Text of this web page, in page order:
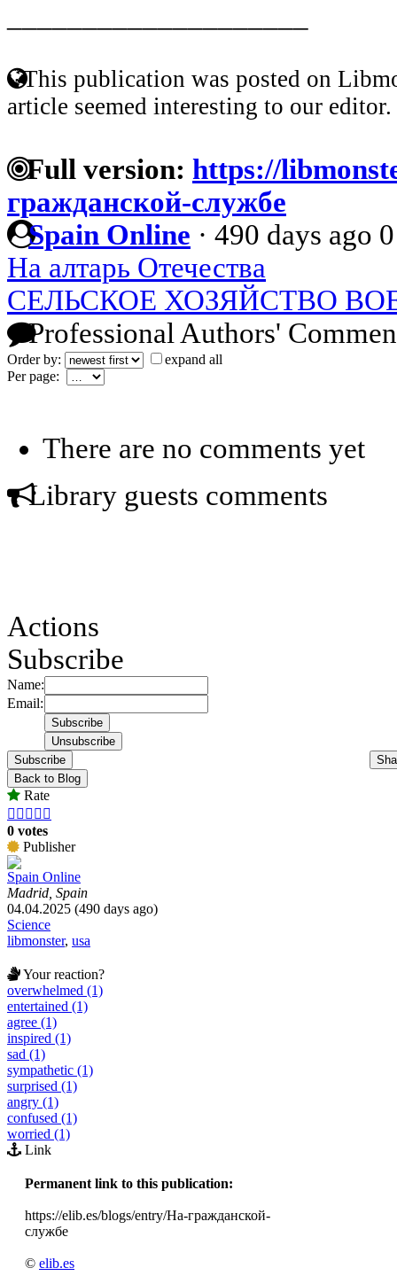
This publication was posted on
article seemed interesting to our editor.
Full version: https://
гражданской-службе
Spain Online · 490 days ago 0
На алтарь Отечества
СЕЛЬСКОЕ ХОЗЯЙСТВО
Professional Authors'
Order by:
expand all
Per page:
There are no comments yet
Library guests comments
Actions
Subscribe
Name:
Email:
Subscribe
Back to Blog
Rate
    
0 votes
Publisher
Spain Online
Madrid, Spain
04.04.2025 (490 days ago)
Science
libmonster, usa
Your reaction?
overwhelmed (1)
entertained (1)
agree (1)
inspired (1)
sad (1)
sympathetic (1)
surprised (1)
angry (1)
confused (1)
worried (1)
Link
Permanent link to this publication:
https://elib.es/blogs/entry/На-гражданской-
службе
© elib.es